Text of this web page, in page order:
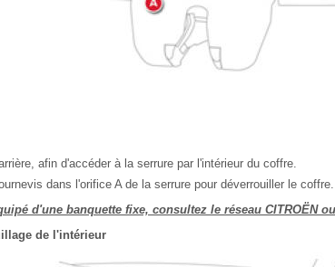
afin d'accéder à la serrure par l'intérieur du coffre.
dans l'orifice A de la serrure pour déverrouiller le coffre.
d'une banquette fixe, consultez le réseau CITROËN
de l'intérieur